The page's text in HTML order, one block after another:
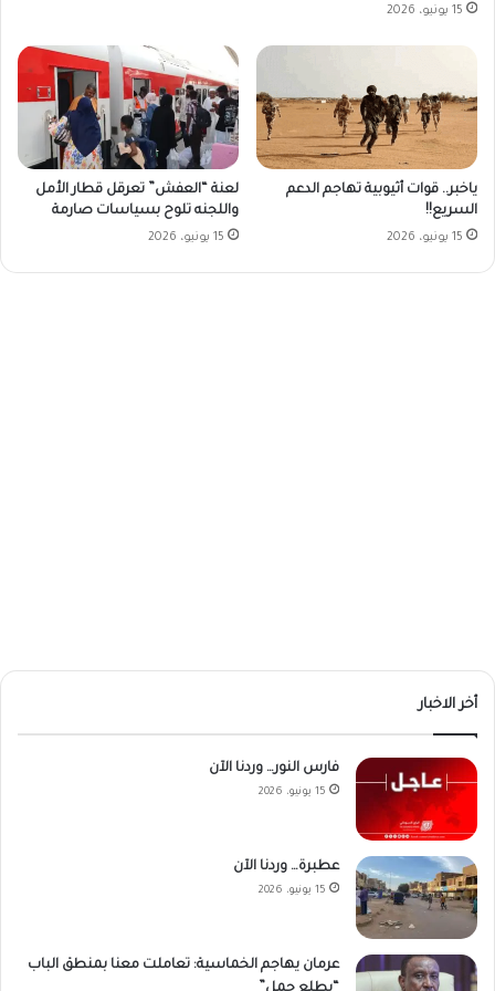
15 يونيو، 2026
ياخبر.. قوات أثيوبية تهاجم الدعم
السريع!!
15 يونيو، 2026
لعنة “العفش” تعرقل قطار الأمل
واللجنه تلوح بسياسات صارمة
15 يونيو، 2026
أخر الاخبار
فارس النور… وردنا الآن
15 يونيو، 2026
عطبرة… وردنا الآن
15 يونيو، 2026
عرمان يهاجم الخماسية: تعاملت معنا بمنطق الباب